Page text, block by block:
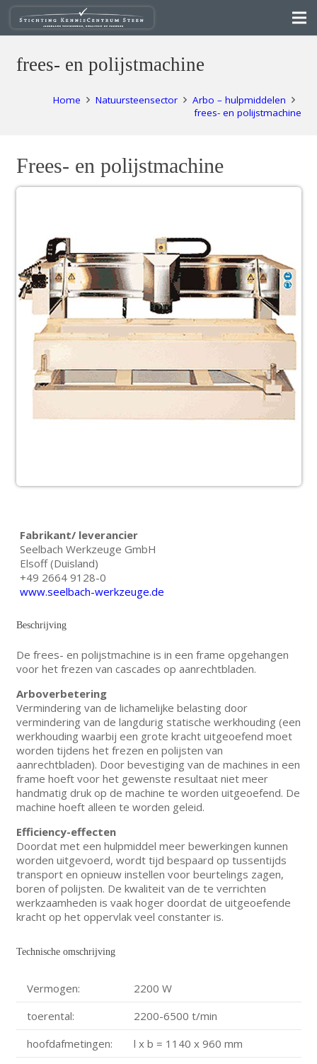
frees- en polijstmachine
Home Natuursteensector
Arbo – hulpmiddelen
frees- en polijstmachine
Frees- en polijstmachine
Fabrikant/ leverancier
Seelbach Werkzeuge GmbH
Elsoff (Duisland)
+49 2664 9128-0
www.seelbach-werkzeuge.de
Beschrijving
De frees- en polijstmachine is in een frame opgehangen
voor het frezen van cascades op aanrechtbladen.
Arboverbetering
Vermindering van de lichamelijke belasting door
vermindering van de langdurig statische werkhouding (een
werkhouding waarbij een grote kracht uitgeoefend moet
worden tijdens het frezen en polijsten van
aanrechtbladen). Door bevestiging van de machines in een
frame hoeft voor het gewenste resultaat niet meer
handmatig druk op de machine te worden uitgeoefend. De
machine hoeft alleen te worden geleid.
Efficiency-effecten
Doordat met een hulpmiddel meer bewerkingen kunnen
worden uitgevoerd, wordt tijd bespaard op tussentijds
transport en opnieuw instellen voor beurtelings zagen,
boren of polijsten. De kwaliteit van de te verrichten
werkzaamheden is vaak hoger doordat de uitgeoefende
kracht op het oppervlak veel constanter is.
Technische omschrijving
Vermogen:
2200 W
toerental:
2200-6500 t/min
hoofdafmetingen:
l x b = 1140 x 960 mm